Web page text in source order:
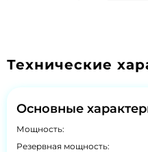
Технические
Основные
Мощность:
Резервная мощность: